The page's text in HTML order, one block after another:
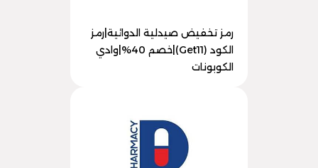
رمز تخفيض صيدلية الدوائية|رمز
الكود (Get11)|خصم 40%|وادي
الكوبونات